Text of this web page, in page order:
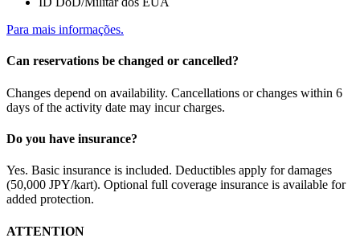
Para mais informações.
Can reservations be changed or cancelled?
Changes depend on availability. Cancellations or changes within 6
days of the activity date may incur charges.
Do you have insurance?
Yes. Basic insurance is included. Deductibles apply for damages
(50,000 JPY/kart). Optional full coverage insurance is available for
added protection.
ATTENTION